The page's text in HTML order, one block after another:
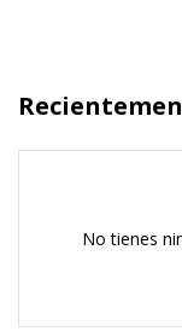
No tienes